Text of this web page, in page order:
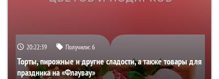
20:22:38 Получили:6
Торты, пирожные и другие сладости, а также товары для
праздника на «Флаувау»